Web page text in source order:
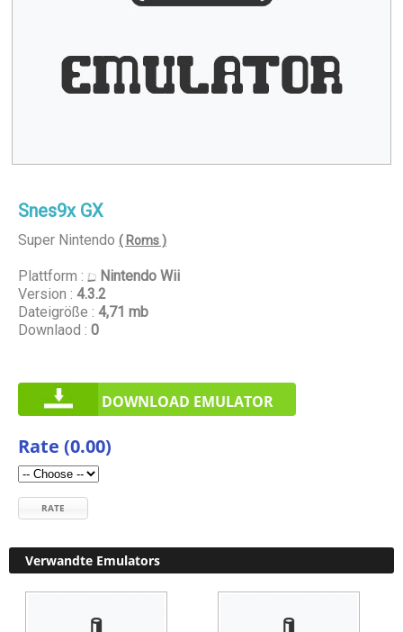
Snes9x GX
Super Nintendo ( Roms )
Plattform :
Nintendo Wii
Version : 4.3.2
Dateigröße : 4,71 mb
Downlaod : 0
DOWNLOAD EMULATOR
Rate (0.00)
RATE
Verwandte Emulators